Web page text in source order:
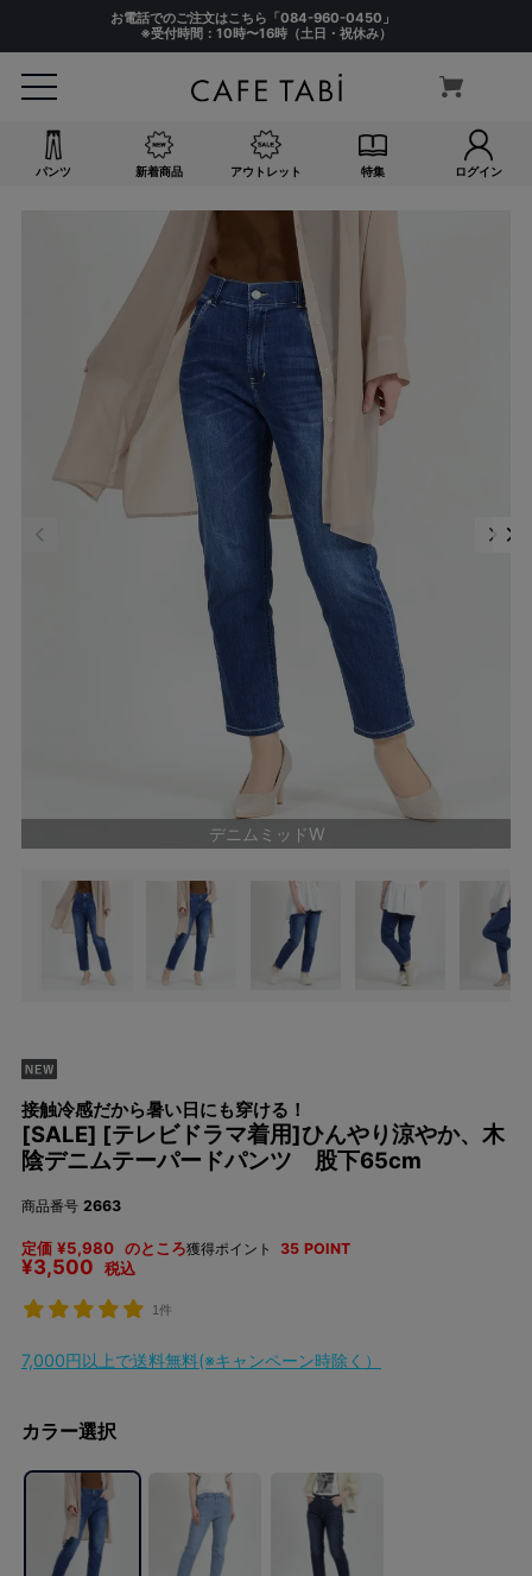
お電話でのご注文はこちら「084-960-0450 」
※受付時間：10時〜16時（土日・祝休み）
パンツ 新着商品 アウトレット 特集 ログイン
デニムミッドW
接触冷感だから暑い日にも穿ける！
[SALE] [テレビドラマ着用]ひんやり涼やか、木
陰デニムテーパードパンツ 股下65cm
商品番号 2663
定価 ¥5,980 のところ
¥3,500 税込
獲得ポイント 35 POINT
1件
7,000円以上で送料無料(※キャンペーン時除く）
カラー選択